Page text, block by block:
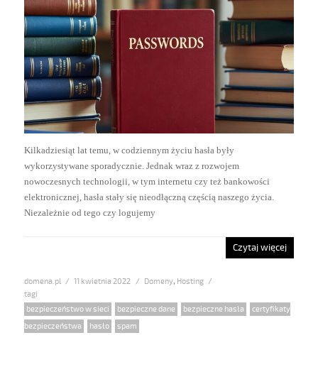
Kilkadziesiąt lat temu, w codziennym życiu hasła były
wykorzystywane sporadycznie. Jednak wraz z rozwojem
nowoczesnych technologii, w tym internetu czy też bankowości
elektronicznej, hasła stały się nieodłączną częścią naszego życia.
Niezależnie od tego czy logujemy
Czytaj więcej
domena.pl
Posted
11 kwietnia 2022 Categories
Domeny, Hosting
Tags
bezpieczeństwo w sieci bezpieczne dane bezpieczne hasła
certyfikaty
bezpieczeństwa
hasło spam